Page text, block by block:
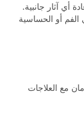
أي آثار جانبية.
أو الحساسية
مع العلاجات